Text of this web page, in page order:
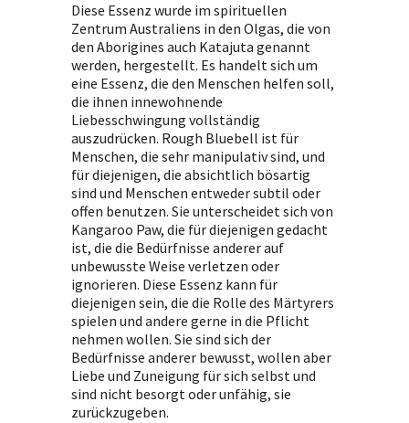
Diese Essenz wurde im spirituellen
Zentrum Australiens in den Olgas, die von
den Aborigines auch Katajuta genannt
werden, hergestellt. Es handelt sich um
eine Essenz, die den Menschen helfen soll,
die ihnen innewohnende
Liebesschwingung vollständig
auszudrücken. Rough Bluebell ist für
Menschen, die sehr manipulativ sind, und
für diejenigen, die absichtlich bösartig
sind und Menschen entweder subtil oder
offen benutzen. Sie unterscheidet sich von
Kangaroo Paw, die für diejenigen gedacht
ist, die die Bedürfnisse anderer auf
unbewusste Weise verletzen oder
ignorieren. Diese Essenz kann für
diejenigen sein, die die Rolle des Märtyrers
spielen und andere gerne in die Pflicht
nehmen wollen. Sie sind sich der
Bedürfnisse anderer bewusst, wollen aber
Liebe und Zuneigung für sich selbst und
sind nicht besorgt oder unfähig, sie
zurückzugeben.